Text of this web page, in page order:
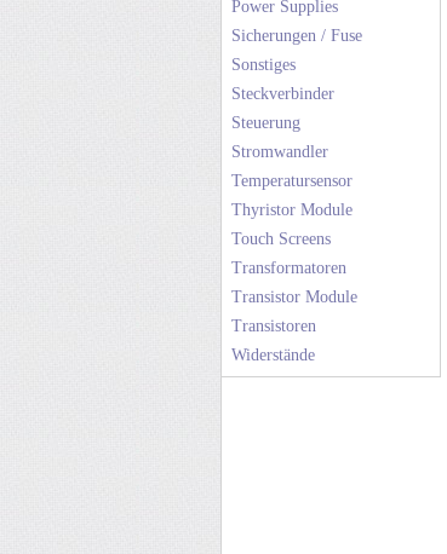
Power Supplies
Sicherungen / Fuse
Sonstiges
Steckverbinder
Steuerung
Stromwandler
Temperatursensor
Thyristor Module
Touch Screens
Transformatoren
Transistor Module
Transistoren
Widerstände